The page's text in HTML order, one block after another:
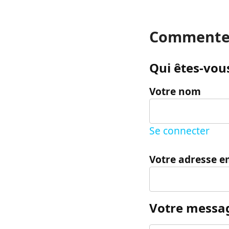
Qui êtes-
Votre nom
Se connecter
Votre adresse
Votre